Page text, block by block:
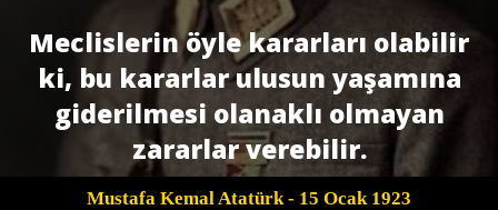
Meclislerin öyle kararları olabilir
ki, bu kararlar ulusun yaşamına
giderilmesi olanaklı olmayan
zararlar verebilir.
Mustafa Kemal Atatürk- 15 Ocak 1923